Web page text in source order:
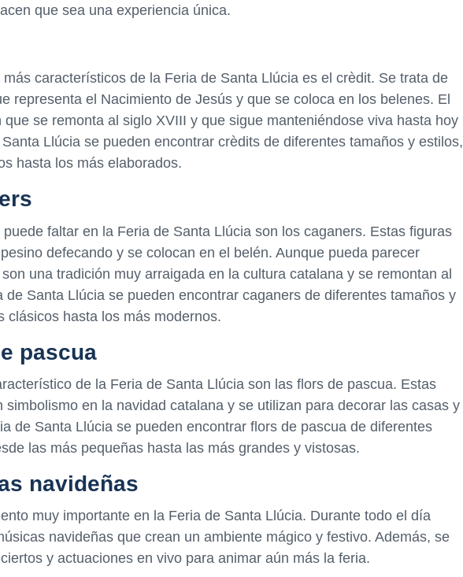
que sea una experiencia única.
característicos de la Feria de Santa Llúcia es el crèdit. Se trata de
representa el Nacimiento de Jesús y que se coloca en los belenes. El
se remonta al siglo XVIII y que sigue manteniéndose viva hasta hoy
Llúcia se pueden encontrar crèdits de diferentes tamaños y estilos,
hasta los más elaborados.
faltar en la Feria de Santa Llúcia son los caganers. Estas figuras
defecando y se colocan en el belén. Aunque pueda parecer
una tradición muy arraigada en la cultura catalana y se remontan al
de Santa Llúcia se pueden encontrar caganers de diferentes tamaños y
clásicos hasta los más modernos.
pascua
de la Feria de Santa Llúcia son las flors de pascua. Estas
simbolismo en la navidad catalana y se utilizan para decorar las casas y
de Santa Llúcia se pueden encontrar flors de pascua de diferentes
las más pequeñas hasta las más grandes y vistosas.
navideñas
muy importante en la Feria de Santa Llúcia. Durante todo el día
navideñas que crean un ambiente mágico y festivo. Además, se
y actuaciones en vivo para animar aún más la feria.